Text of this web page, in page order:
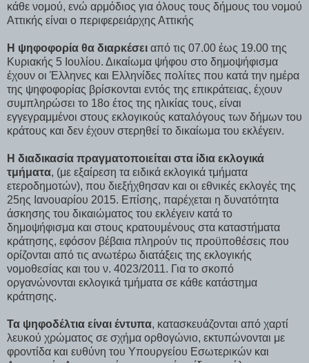
κάθε νομού, ενώ αρμόδιος για όλους τους δήμους του νομού
Αττικής είναι ο περιφερειάρχης Αττικής
Η ψηφοφορία θα διαρκέσει από τις 07.00 έως 19.00 της
Κυριακής 5 Ιουλίου. Δικαίωμα ψήφου στο δημοψήφισμα
έχουν οι Έλληνες και Ελληνίδες πολίτες που κατά την ημέρα
της ψηφοφορίας βρίσκονται εντός της επικράτειας, έχουν
συμπληρώσει το 18ο έτος της ηλικίας τους, είναι
εγγεγραμμένοι στους εκλογικούς καταλόγους των δήμων του
κράτους και δεν έχουν στερηθεί το δικαίωμα του εκλέγειν.
Η διαδικασία πραγματοποιείται στα ίδια εκλογικά
τμήματα, (με εξαίρεση τα ειδικά εκλογικά τμήματα
ετεροδημοτών), που διεξήχθησαν και οι εθνικές εκλογές της
25ης Ιανουαρίου 2015. Επίσης, παρέχεται η δυνατότητα
άσκησης του δικαιώματος του εκλέγειν κατά το
δημοψήφισμα και στους κρατουμένους στα καταστήματα
κράτησης, εφόσον βέβαια πληρούν τις προϋποθέσεις που
ορίζονται από τις ανωτέρω διατάξεις της εκλογικής
νομοθεσίας και του ν. 4023/2011. Για το σκοπό
οργανώνονται εκλογικά τμήματα σε κάθε κατάστημα
κράτησης.
Τα ψηφοδέλτια είναι έντυπα, κατασκευάζονται από χαρτί
λευκού χρώματος σε σχήμα ορθογώνιο, εκτυπώνονται με
φροντίδα και ευθύνη του Υπουργείου Εσωτερικών και